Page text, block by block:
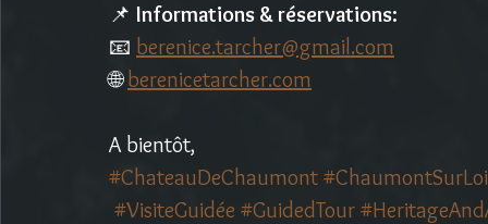
📌 Informations & réservations:
📧 berenice.tarcher@gmail.com
🌐 berenicetarcher.com
A bientôt,
#ChateauDeChaumont
#VisiteGuidée #GuidedTour